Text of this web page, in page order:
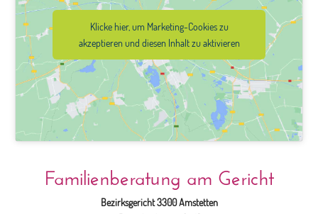
Klicke hier, um Marketing-Cookies zu
akzeptieren und diesen Inhalt zu aktivieren
Familienberatung am Gericht
Bezirksgericht 3300 Amstetten